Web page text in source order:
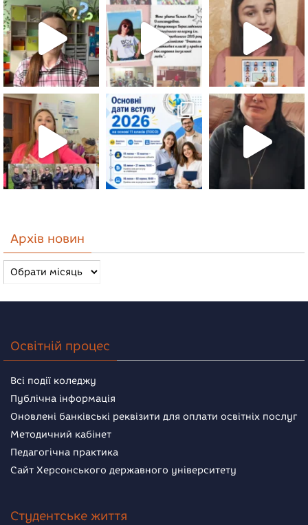
Архів новин
Архів
новин
Освітній процес
Всі події коледжу
Публічна інформація
Оновлені банківські реквізити для оплати освітніх послуг
Методичний кабінет
Педагогічна практика
Сайт Херсонського державного університету
Студентське життя